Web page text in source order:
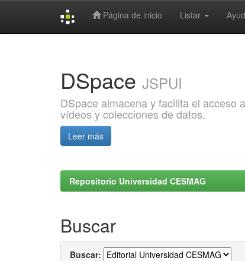
Página de inicio Listar
DSpace JSPUI
DSpace almacena y facilita el acceso
vídeos y colecciones de datos.
Leer más
Repositorio Universidad CESMAG
Buscar
Buscar: